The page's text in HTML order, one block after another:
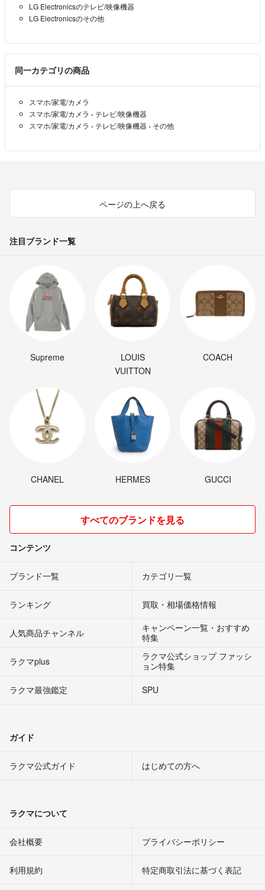
LG Electronicsのテレビ/映像機器
LG Electronicsのその他
同一カテゴリの商品
スマホ/家電/カメラ
スマホ/家電/カメラ › テレビ/映像機器
スマホ/家電/カメラ › テレビ/映像機器 › その他
ページの上へ戻る
注目ブランド一覧
Supreme
LOUIS
VUITTON
COACH
CHANEL HERMES GUCCI
すべてのブランドを見る
コンテンツ
ブランド一覧 カテゴリ一覧
ランキング 買取・相場価格情報
人気商品チャンネル
キャンペーン一覧・おすすめ
特集
ラクマplus
ラクマ公式ショップ ファッシ
ョン特集
ラクマ最強鑑定
SPU
ガイド
ラクマ公式ガイド はじめての方へ
ラクマについて
会社概要 プライバシーポリシー
利用規約 特定商取引法に基づく表記